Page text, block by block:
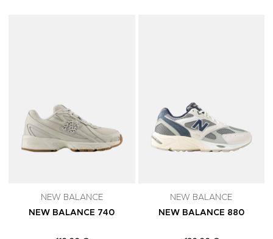
NEW BALANCE
NEW BALANCE 740
NEW BALANCE
NEW BALANCE 880